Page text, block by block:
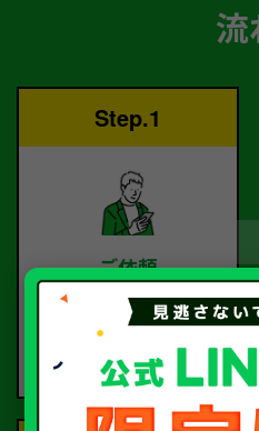
流
Step.1
ご依頼
お電話または査定フォー
ご依頼ください。